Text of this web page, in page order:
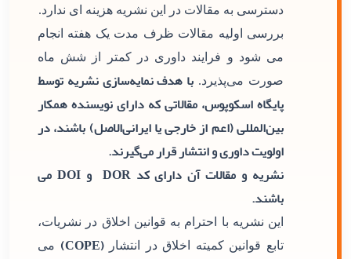
دسترسی به مقالات در این نشریه هزینه ای ندارد.
بررسی اولیه مقالات ظرف مدت یک هفته انجام
می شود و فرایند داوری در کمتر از شش ماه
صورت می‌پذیرد. با هدف نمایه‌سازی نشریه توسط
پایگاه اسکوپوس، مقالاتی که دارای نویسنده همکار
بین‌المللی (اعم از خارجی یا ایرانی‌الاصل) باشند، در
اولویت داوری و انتشار قرار می‌گیرند.
نشریه و مقالات آن دارای کد DOR و DOI می
باشند.
این نشریه با احترام به قوانین اخلاق در نشریات،
تابع قوانین کمیته اخلاق در انتشار(COPE)
می